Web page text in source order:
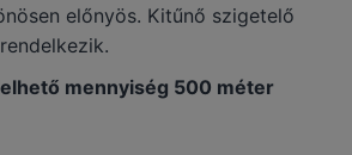
előnyös. Kitűnő szigetelő
mennyiség 500 méter